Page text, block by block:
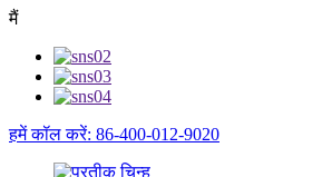
मैं
हमें कॉल करें: 86-400-012-9020